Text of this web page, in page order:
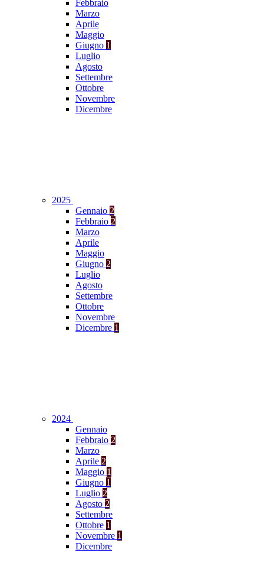
Febbraio
Marzo
Aprile
Maggio
Giugno 1
Luglio
Agosto
Settembre
Ottobre
Novembre
Dicembre
2025
Gennaio 2
Febbraio 2
Marzo
Aprile
Maggio
Giugno 2
Luglio
Agosto
Settembre
Ottobre
Novembre
Dicembre 1
2024
Gennaio
Febbraio 2
Marzo
Aprile 2
Maggio 1
Giugno 1
Luglio 2
Agosto 2
Settembre
Ottobre 1
Novembre 1
Dicembre